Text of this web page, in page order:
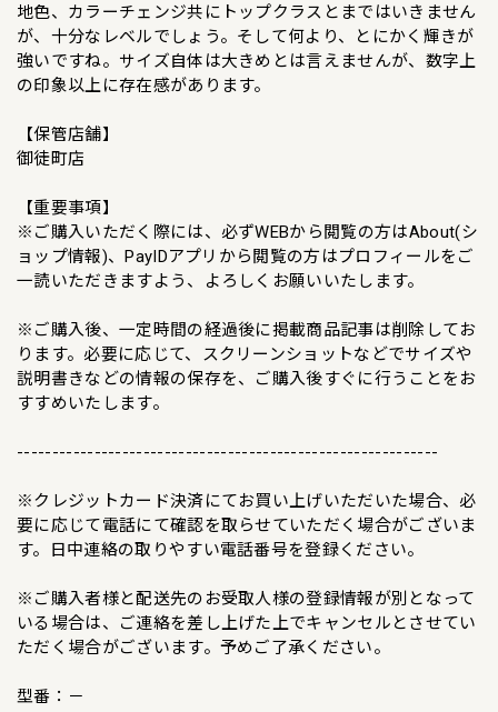
地色、カラーチェンジ共にトップクラスとまではいきません
が、十分なレベルでしょう。そして何より、とにかく輝きが
強いですね。サイズ自体は大きめとは言えませんが、数字上
の印象以上に存在感があります。
【保管店舗】
御徒町店
【重要事項】
※ご購入いただく際には、必ずWEBから閲覧の方はAbout(シ
ョップ情報)、PayIDアプリから閲覧の方はプロフィールをご
一読いただきますよう、よろしくお願いいたします。
※ご購入後、一定時間の経過後に掲載商品記事は削除してお
ります。必要に応じて、スクリーンショットなどでサイズや
説明書きなどの情報の保存を、ご購入後すぐに行うことをお
すすめいたします。
------------------------------------------------------------
※クレジットカード決済にてお買い上げいただいた場合、必
要に応じて電話にて確認を取らせていただく場合がございま
す。日中連絡の取りやすい電話番号を登録ください。
※ご購入者様と配送先のお受取人様の登録情報が別となって
いる場合は、ご連絡を差し上げた上でキャンセルとさせてい
ただく場合がございます。予めご了承ください。
型番：－